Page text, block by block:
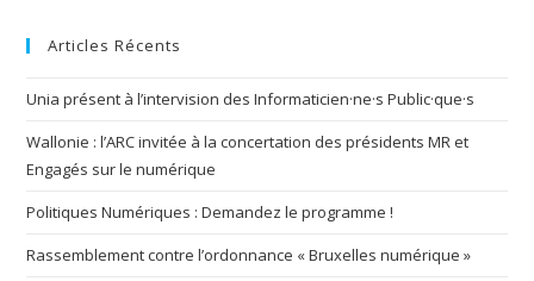
Articles Récents
Unia présent à l’intervision des Informaticien·ne·s Public·que·s
Wallonie : l’ARC invitée à la concertation des présidents MR et
Engagés sur le numérique
Politiques Numériques : Demandez le programme !
Rassemblement contre l’ordonnance « Bruxelles numérique »